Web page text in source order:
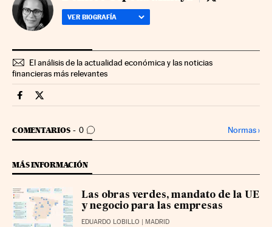
VER BIOGRAFÍA
El análisis de la actualidad económica y las noticias
financieras más relevantes
Companias Cinco Días en Facebook
Companias Cinco Días en Twitter
COMENTARIOS 0
IR A LOS COMENTARIOS Normas›
MÁS INFORMACIÓN
Las obras verdes, mandato de la UE
y negocio para las empresas
EDUARDO LOBILLO | MADRID